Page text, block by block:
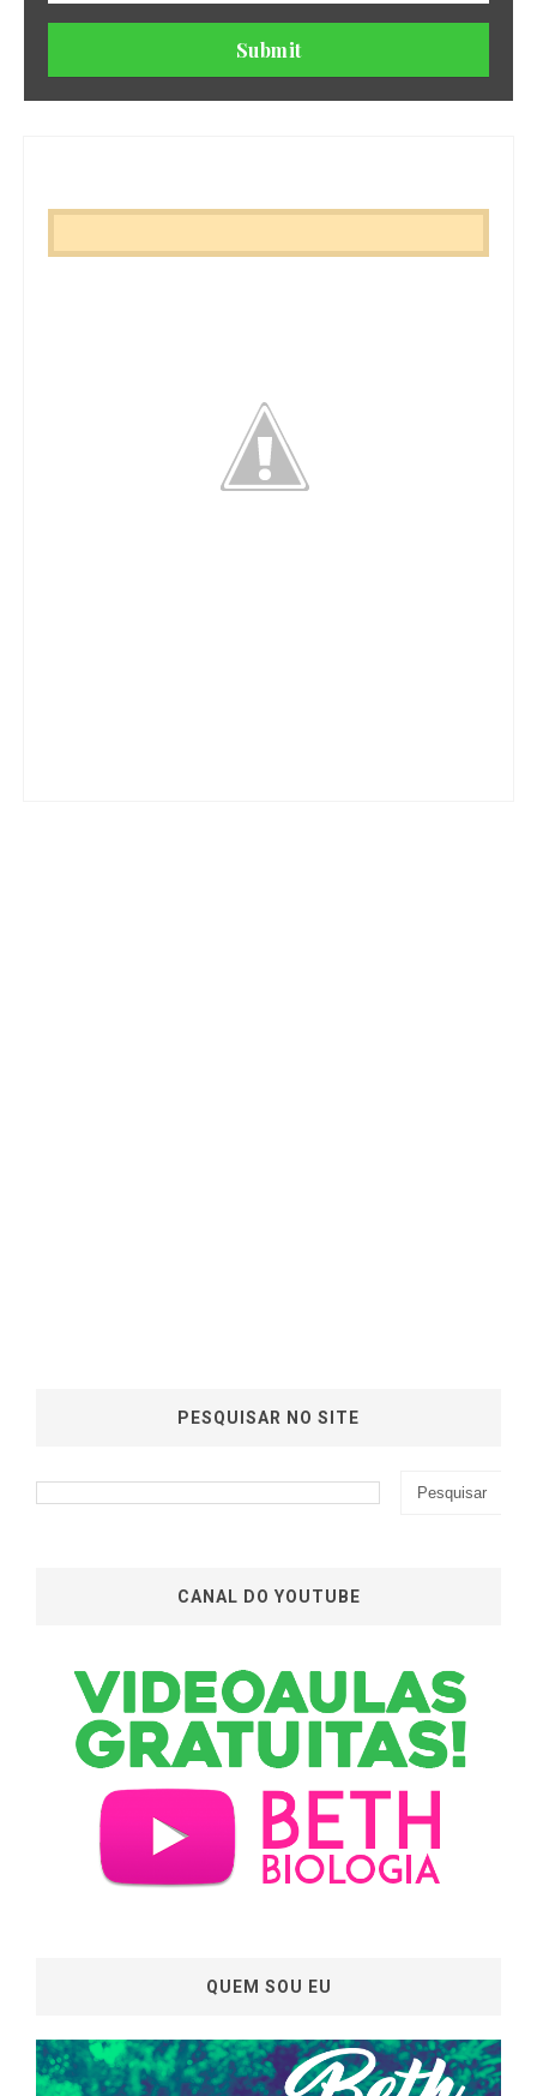
PESQUISAR NO SITE
CANAL DO YOUTUBE
QUEM SOU EU